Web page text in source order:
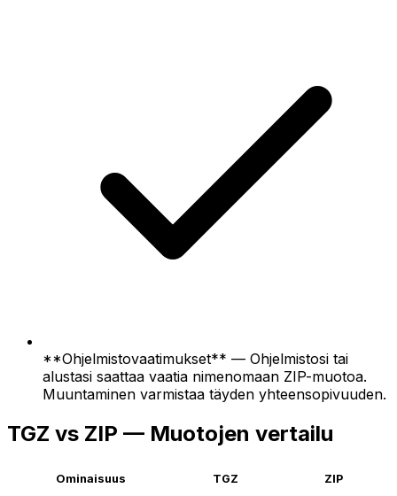
**Ohjelmistovaatimukset** — Ohjelmistosi tai
alustasi saattaa vaatia nimenomaan ZIP-muotoa.
Muuntaminen varmistaa täyden yhteensopivuuden.
TGZ vs ZIP — Muotojen vertailu
Ominaisuus TGZ ZIP